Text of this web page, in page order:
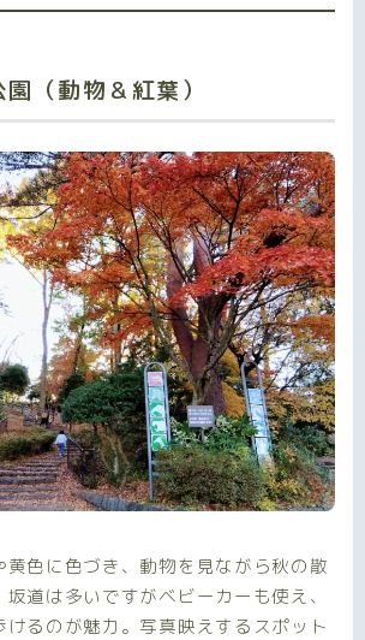
（動物＆紅葉）
黄色に色づき、動物を見ながら秋の散
道は多いですがベビーカーも使え、
けるのが魅力。写真映えするスポット